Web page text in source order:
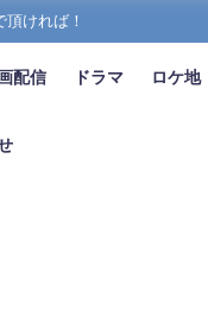
ければ！
配信 ドラマ ロケ地